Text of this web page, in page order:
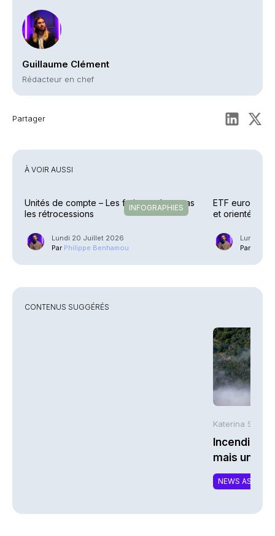
Guillaume Clément
Rédacteur en chef
Partager
À VOIR AUSSI
INFOGRAPHIES
Unités de compte – Les frais reculent, pas
les rétrocessions
Lundi 20 Juillet 2026
Par Philippe Benhamou
ETF
et orientés
Lundi 13
Par
CONTENUS SUGGÉRÉS
Katerina
Incendies :
mais une
NEWS